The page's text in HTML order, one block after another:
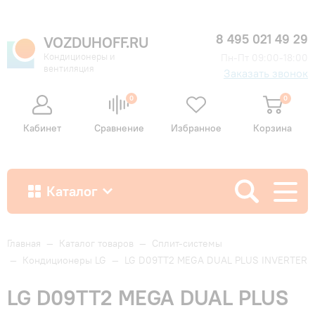
VOZDUHOFF.RU
Кондиционеры и
вентиляция
8 495 021 49 29
Заказать звонок
Кабинет
0
Сравнение Избранное
0
Корзина
Каталог
Как купить
Главная — Каталог товаров — Сплит-системы
— Кондиционеры LG — LG D09TT2 MEGA DUAL PLUS INVERTER
LG D09TT2 MEGA DUAL PLUS